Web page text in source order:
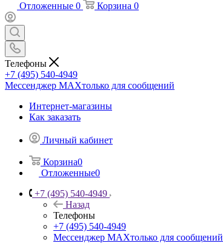
Отложенные 0 Корзина 0
Телефоны
+7 (495) 540-4949
Мессенджер МАХтолько для сообщений
Интернет-магазины
Как заказать
Личный кабинет
Корзина0
Отложенные0
+7 (495) 540-4949
Назад
Телефоны
+7 (495) 540-4949
Мессенджер МАХтолько для сообщений